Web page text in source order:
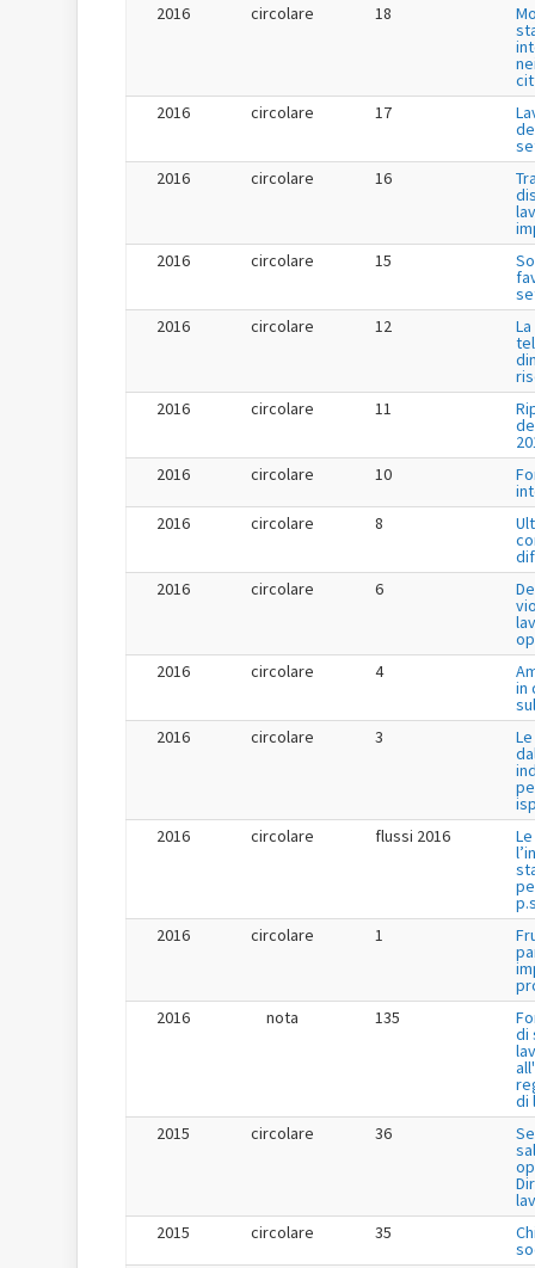
2016
circolare 18
2016
circolare 17
2016
circolare 16
2016
circolare 15
2016
circolare 12
2016
circolare 11
2016
circolare 10
2016
circolare 8
2016
circolare 6
2016
circolare 4
in
2016
circolare 3
2016
circolare flussi 2016
2016
circolare 1
2016
nota 135
di
di
2015
circolare 36
2015
circolare 35